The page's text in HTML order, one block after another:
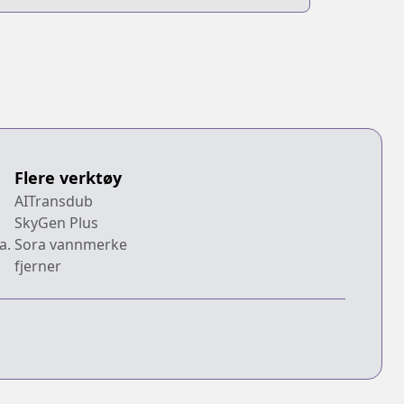
Flere verktøy
AITransdub
SkyGen Plus
Sora vannmerke
fjerner